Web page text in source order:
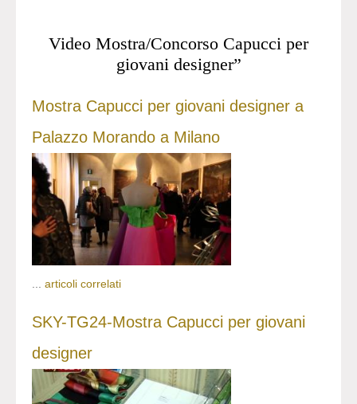
Video Mostra/Concorso Capucci per
giovani designer”
Mostra Capucci per giovani designer a
Palazzo Morando a Milano
articoli correlati
SKY-TG24-Mostra Capucci per giovani
designer